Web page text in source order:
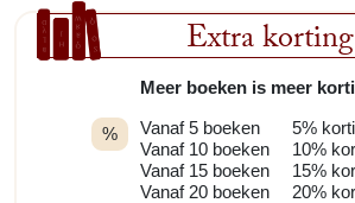
Extra korting
%
Meer boeken is meer
Vanaf 5 boeken
Vanaf 10 boeken
Vanaf 15 boeken
Vanaf 20 boeken
5%
10%
15%
20%